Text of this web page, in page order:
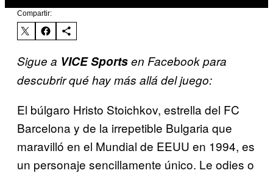
Compartir:
Sigue a VICE Sportsen Facebook para
descubrir qué hay más allá del juego:
El búlgaro Hristo Stoichkov, estrella del FC
Barcelona y de la irrepetible Bulgaria que
maravilló en el Mundial de EEUU en 1994, es
un personaje sencillamente único. Le odies o